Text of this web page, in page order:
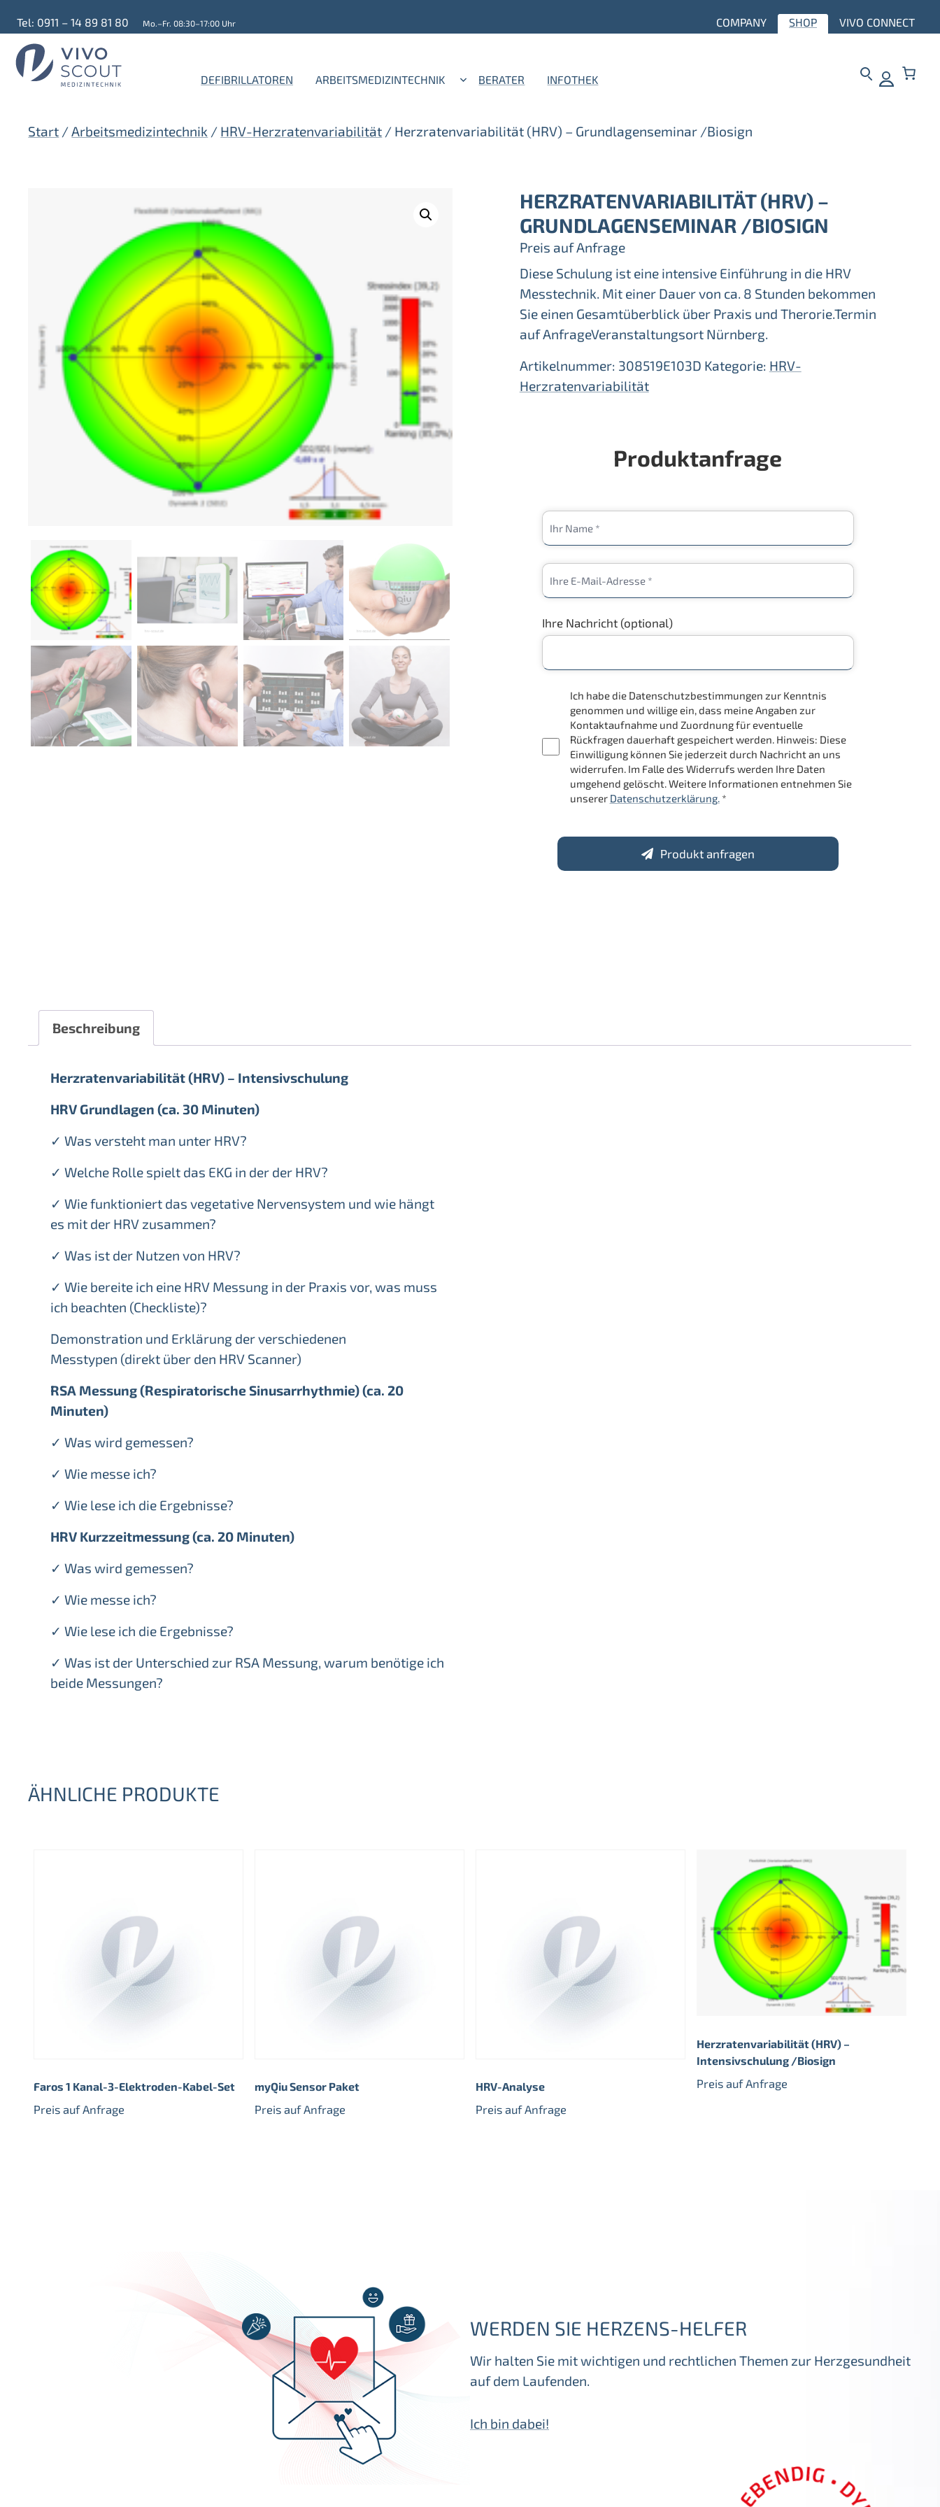
Inhalt
springen
Tel: 0911 – 14 89 81 80 Mo.–Fr. 08:30–17:00 Uhr COMPANY SHOP VIVO CONNECT
DEFIBRILLATOREN ARBEITSMEDIZINTECHNIK BERATER INFOTHEK
Start /Arbeitsmedizintechnik / HRV-Herzratenvariabilität / Herzratenvariabilität (HRV) – Grundlagenseminar /Biosign
HERZRATENVARIABILITÄT (HRV) –
GRUNDLAGENSEMINAR /BIOSIGN
Preis auf Anfrage
Diese Schulung ist eine intensive Einführung in die HRV
Messtechnik. Mit einer Dauer von ca. 8 Stunden bekommen
Sie einen Gesamtüberblick über Praxis und Therorie.Termin
auf AnfrageVeranstaltungsort Nürnberg.
Artikelnummer: 308519E103D Kategorie: HRV-
Herzratenvariabilität
Produktanfrage
Ihre Nachricht (optional)
Ich habe die Datenschutzbestimmungen zur Kenntnis
genommen und willige ein, dass meine Angaben zur
Kontaktaufnahme und Zuordnung für eventuelle
Rückfragen dauerhaft gespeichert werden. Hinweis: Diese
Einwilligung können Sie jederzeit durch Nachricht an uns
widerrufen. Im Falle des Widerrufs werden Ihre Daten
umgehend gelöscht. Weitere Informationen entnehmen Sie
unserer Datenschutzerklärung.*
Produkt anfragen
Beschreibung
Herzratenvariabilität (HRV) – Intensivschulung
HRV Grundlagen (ca. 30 Minuten)
✓ Was versteht man unter HRV?
✓ Welche Rolle spielt das EKG in der der HRV?
✓ Wie funktioniert das vegetative Nervensystem und wie hängt
es mit der HRV zusammen?
✓ Was ist der Nutzen von HRV?
✓ Wie bereite ich eine HRV Messung in der Praxis vor, was muss
ich beachten (Checkliste)?
Demonstration und Erklärung der verschiedenen
Messtypen (direkt über den HRV Scanner)
RSA Messung (Respiratorische Sinusarrhythmie) (ca. 20
Minuten)
✓ Was wird gemessen?
✓ Wie messe ich?
✓ Wie lese ich die Ergebnisse?
HRV Kurzzeitmessung (ca. 20 Minuten)
✓ Was wird gemessen?
✓ Wie messe ich?
✓ Wie lese ich die Ergebnisse?
✓ Was ist der Unterschied zur RSA Messung, warum benötige ich
beide Messungen?
ÄHNLICHE PRODUKTE
Faros 1 Kanal-3-Elektroden-Kabel-Set
Preis auf Anfrage
myQiu Sensor Paket
Preis auf Anfrage
HRV-Analyse
Preis auf Anfrage
Herzratenvariabilität (HRV) –
Intensivschulung /Biosign
Preis auf Anfrage
WERDEN SIE HERZENS-HELFER
Wir halten Sie mit wichtigen und rechtlichen Themen zur Herzgesundheit
auf dem Laufenden.
Ich bin dabei!